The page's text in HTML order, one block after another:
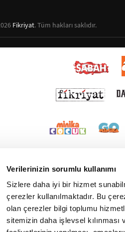
Verilerinizin sorumlu kullanımı
Sizlere daha iyi bir hizmet
çerezler kullanılmaktadır. Bu
olan çerezler bilgi toplumu
sitemizin daha işlevsel
Fikriyat. Tüm hakları saklıdır.